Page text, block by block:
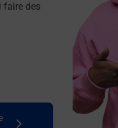
faire des